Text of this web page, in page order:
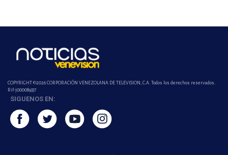
COPYRIGHT ©2026 CORPORACIÓN VENEZOLANA DE TELEVISION, C.A. Todos los derechos reservados.
Rif-j000089337
SIGUENOS EN: